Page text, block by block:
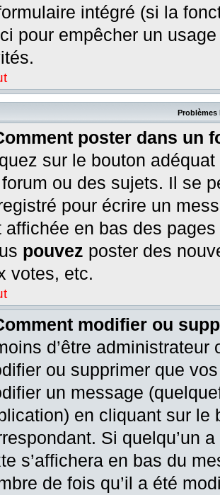
intégré (si la
pour empêcher un
Problèmes
poster dans un
sur le bouton
ou des sujets. Il se
pour écrire un
affichée en bas des
pouvez poster des
votes, etc.
modifier ou
d’être
ou supprimer que
un message
en cliquant sur le
Si quelqu’un
s’affichera en bas du
de fois qu’il a été